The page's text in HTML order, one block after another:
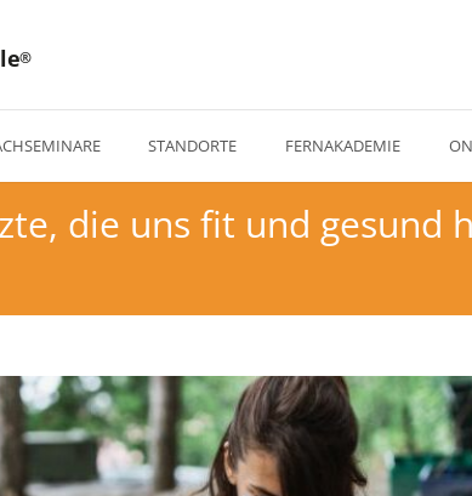
STANDORTE FERNAKADEMIE
die uns fit und gesund